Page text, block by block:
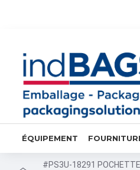
ÉQUIPEMENT
#PS3U-18291 POCHETTE